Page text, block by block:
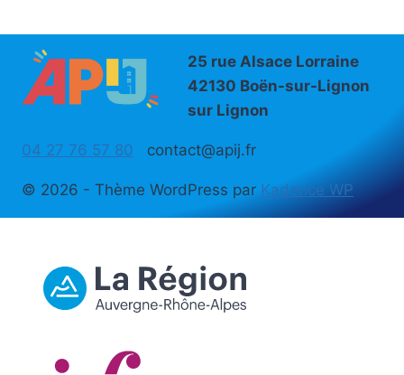
25 rue Alsace Lorraine
42130 Boën-sur-Lignon
sur Lignon
04 27 76 57 80 contact@apij.fr
© 2026 - Thème WordPress par Kadence WP